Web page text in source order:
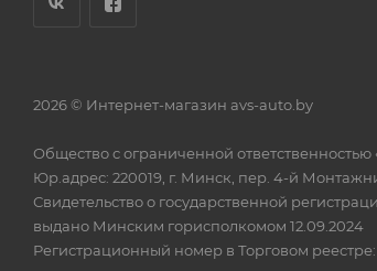
2026 © Интернет-магазин avs-auto.by
Общество с ограниченной ответственностью
Юр.адрес: 220019, г. Минск, пер. 4-й
Свидетельство о государственной
выдано Минским горисполкомом 12.09.2024
Регистрационный номер в Торговом